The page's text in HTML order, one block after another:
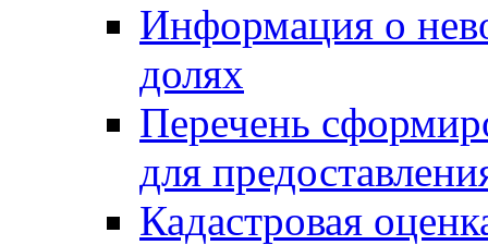
Информация о
долях
Перечень
для
Кадастровая